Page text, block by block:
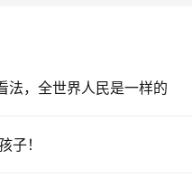
法，全世界人民是一样的
子！